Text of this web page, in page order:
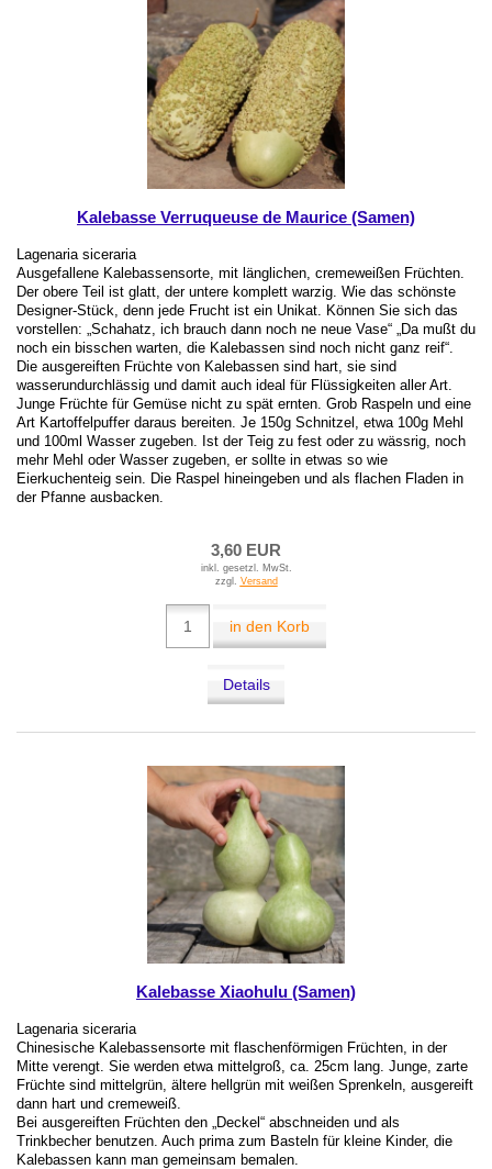
Kalebasse Verruqueuse de Maurice (Samen)
Lagenaria siceraria
Ausgefallene Kalebassensorte, mit länglichen, cremeweißen Früchten.
Der obere Teil ist glatt, der untere komplett warzig. Wie das schönste
Designer-Stück, denn jede Frucht ist ein Unikat. Können Sie sich das
vorstellen: „Schahatz, ich brauch dann noch ne neue Vase“ „Da mußt du
noch ein bisschen warten, die Kalebassen sind noch nicht ganz reif“.
Die ausgereiften Früchte von Kalebassen sind hart, sie sind
wasserundurchlässig und damit auch ideal für Flüssigkeiten aller Art.
Junge Früchte für Gemüse nicht zu spät ernten. Grob Raspeln und eine
Art Kartoffelpuffer daraus bereiten. Je 150g Schnitzel, etwa 100g Mehl
und 100ml Wasser zugeben. Ist der Teig zu fest oder zu wässrig, noch
mehr Mehl oder Wasser zugeben, er sollte in etwas so wie
Eierkuchenteig sein. Die Raspel hineingeben und als flachen Fladen in
der Pfanne ausbacken.
3,60 EUR
inkl. gesetzl. MwSt.
zzgl. Versand
in den Korb
Details
Kalebasse Xiaohulu (Samen)
Lagenaria siceraria
Chinesische Kalebassensorte mit flaschenförmigen Früchten, in der
Mitte verengt. Sie werden etwa mittelgroß, ca. 25cm lang. Junge, zarte
Früchte sind mittelgrün, ältere hellgrün mit weißen Sprenkeln, ausgereift
dann hart und cremeweiß.
Bei ausgereiften Früchten den „Deckel“ abschneiden und als
Trinkbecher benutzen. Auch prima zum Basteln für kleine Kinder, die
Kalebassen kann man gemeinsam bemalen.